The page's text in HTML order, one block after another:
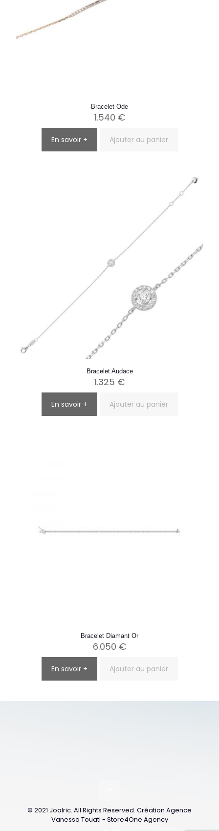
Bracelet Ode
1.540 €
En savoir + Ajouter au panier
Bracelet Audace
1.325 €
En savoir + Ajouter au panier
Bracelet Diamant Or
6.050 €
En savoir + Ajouter au panier
© 2021 Joalric. All Rights Reserved. Création Agence
Vanessa Touati - Store4One Agency